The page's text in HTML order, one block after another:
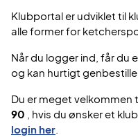
Klubportal er udviklet til
alle former for
Når du logger ind, får du
og kan hurtigt genbestille
Du er meget velkommen
90
, hvis du ønsker et
login her